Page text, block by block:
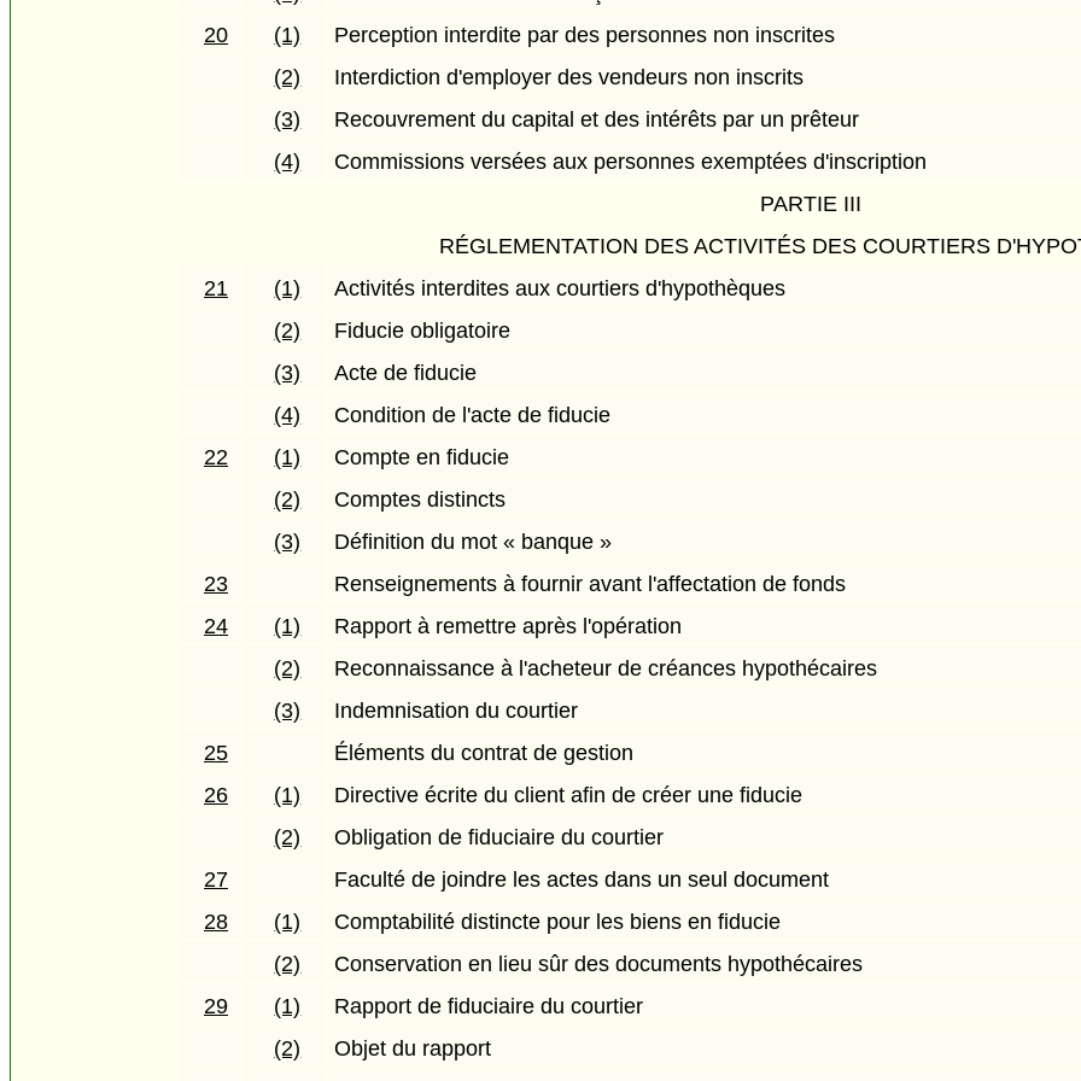
20
(1)
Perception interdite par des personnes non inscrites
(2)
Interdiction d'employer des vendeurs non inscrits
(3)
Recouvrement du capital et des intérêts par un prêteur
(4)
Commissions versées aux personnes exemptées d'inscription
PARTIE III
RÉGLEMENTATION DES ACTIVITÉS DES COURTIERS
21
(1)
Activités interdites aux courtiers d'hypothèques
(2)
Fiducie obligatoire
(3)
Acte de fiducie
(4)
Condition de l'acte de fiducie
22
(1)
Compte en fiducie
(2)
Comptes distincts
(3)
Définition du mot « banque »
23
Renseignements à fournir avant l'affectation de fonds
24
(1)
Rapport à remettre après l'opération
(2)
Reconnaissance à l'acheteur de créances hypothécaires
(3)
Indemnisation du courtier
25
Éléments du contrat de gestion
26
(1)
Directive écrite du client afin de créer une fiducie
(2)
Obligation de fiduciaire du courtier
27
Faculté de joindre les actes dans un seul document
28
(1)
Comptabilité distincte pour les biens en fiducie
(2)
Conservation en lieu sûr des documents hypothécaires
29
(1)
Rapport de fiduciaire du courtier
(2)
Objet du rapport